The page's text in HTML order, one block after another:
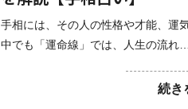
手相には、その人の性格や才能、運
中でも「運命線」では、人生の流れ…
続き